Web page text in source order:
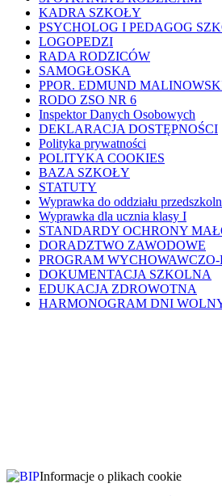
KADRA SZKOŁY
PSYCHOLOG I PEDAGOG
LOGOPEDZI
RADA RODZICÓW
SAMOGŁOSKA
PPOR. EDMUND
RODO ZSO NR 6
Inspektor Danych Osobowych
DEKLARACJA DOSTĘPNOŚCI
Polityka prywatności
POLITYKA COOKIES
BAZA SZKOŁY
STATUTY
Wyprawka do oddziału
Wyprawka dla ucznia klasy I
STANDARDY OCHRONY
DORADZTWO ZAWODOWE
PROGRAM
DOKUMENTACJA SZKOLNA
EDUKACJA ZDROWOTNA
HARMONOGRAM DNI
Informacje o plikach cookie